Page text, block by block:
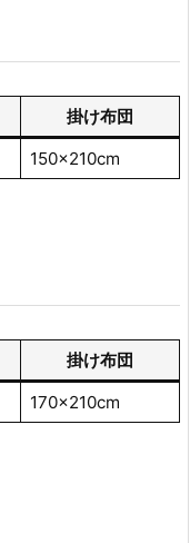
掛け布団
150×210cm
掛け布団
170×210cm